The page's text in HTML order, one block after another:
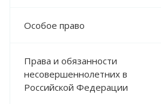
Особое право
Права и обязанности
несовершеннолетних в
Российской Федерации